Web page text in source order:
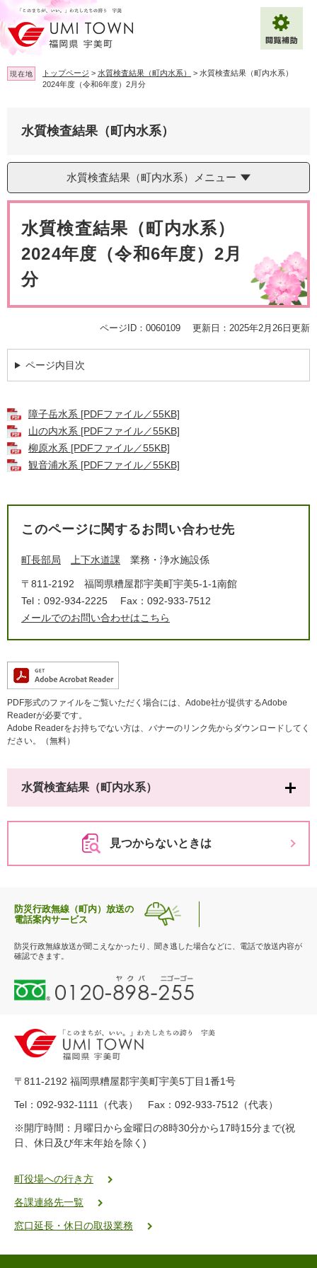
ー
ジ
の
先
頭
ニ
ュ
ー
を
飛
背景色変更 白 黒
Multilingual（English・中文・한글）
現在地 トップページ > 水質検査結果（町内水系） > 水質検査結果（町内水系）
2024年度（令和6年度）2月分
水質検査結果（町内水系）
水質検査結果（町内水系）メニュー
水質検査結果（町内水系）
2024年度（令和6年度）2月
分
ページID：0060109 更新日：2025年2月26日更新
ページ内目次
障子岳水系 [PDFファイル／55KB]
山の内水系 [PDFファイル／55KB]
柳原水系 [PDFファイル／55KB]
観音浦水系 [PDFファイル／55KB]
このページに関するお問い合わせ先
町長部局 上下水道課 業務・浄水施設係
〒811-2192
福岡県糟屋郡宇美町宇美5-1-1南館
Tel：092-934-2225
Fax：092-933-7512
メールでのお問い合わせはこちら
PDF形式のファイルをご覧いただく場合には、Adobe社が提供するAdobe
Readerが必要です。
Adobe Readerをお持ちでない方は、バナーのリンク先からダウンロードしてく
ださい。（無料）
水質検査結果（町内水系）
見つからないときは
防災行政無線（町内）放送の
電話案内サービス
防災行政無線放送が聞こえなかったり、聞き逃した場合などに、電話で放送内容が
確認できます。
0
1
-
8
-
5
5
ク
二
ゴ
〒811-2192 福岡県糟屋郡宇美町宇美5丁目1番1号
Tel：092-932-1111（代表） Fax：092-933-7512（代表）
※開庁時間：月曜日から金曜日の8時30分から17時15分まで(祝
日、休日及び年末年始を除く)
町役場への行き方
各課連絡先一覧
窓口延長・休日の取扱業務